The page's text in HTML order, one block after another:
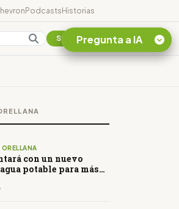
PodcastsHistorias
Suscribirse
con un nuevo
potable para más
Pregunta a IA
¿En que consiste la